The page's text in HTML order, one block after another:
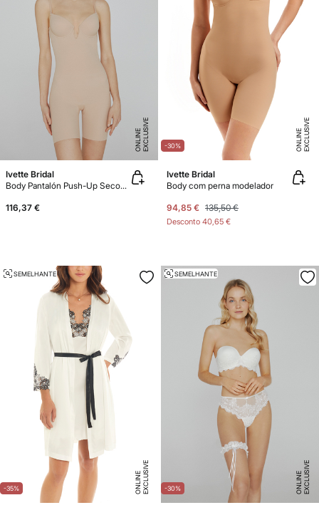
E
X
C
L
U
SI
V
E
O
N
LI
N
E
Ivette Bridal
Body Pantalón Push-Up Second Skin
116,37 €
-30% E
X
C
L
U
SI
V
E
O
N
LI
N
E
Ivette Bridal
Body com perna modelador
94,85 € 135,50 €
Desconto 40,65 €
-35% E
X
C
L
U
SI
V
E
O
N
LI
N
E
SEMELHANTE
-30% E
X
C
L
U
SI
V
E
O
N
LI
N
E
SEMELHANTE